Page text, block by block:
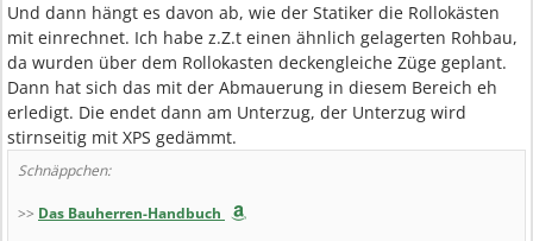
Und dann hängt es davon ab, wie der Statiker die Rollokästen
mit einrechnet. Ich habe z.Z.t einen ähnlich gelagerten Rohbau,
da wurden über dem Rollokasten deckengleiche Züge geplant.
Dann hat sich das mit der Abmauerung in diesem Bereich eh
erledigt. Die endet dann am Unterzug, der Unterzug wird
stirnseitig mit XPS gedämmt.
Schnäppchen:
>> Das Bauherren-Handbuch